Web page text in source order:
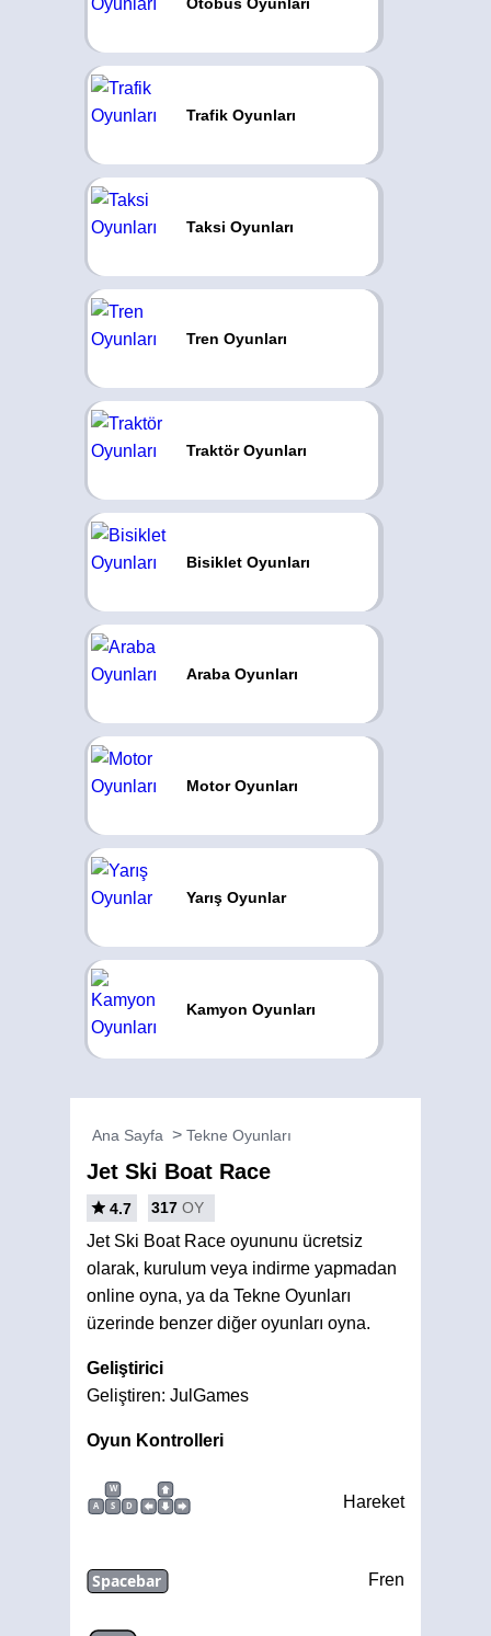
Trafik Oyunları
Taksi Oyunları
Tren Oyunları
Traktör Oyunları
Bisiklet Oyunları
Araba Oyunları
Motor Oyunları
Yarış Oyunlar
Kamyon Oyunları
Ana Sayfa Tekne Oyunları
Jet Ski Boat Race
4.7 317 OY
Jet Ski Boat Race oyununu ücretsiz
olarak, kurulum veya indirme yapmadan
online oyna, ya da Tekne Oyunları
üzerinde benzer diğer oyunları oyna.
Geliştirici
Geliştiren: JulGames
Oyun Kontrolleri
W
A
S D Hareket
Spacebar Fren